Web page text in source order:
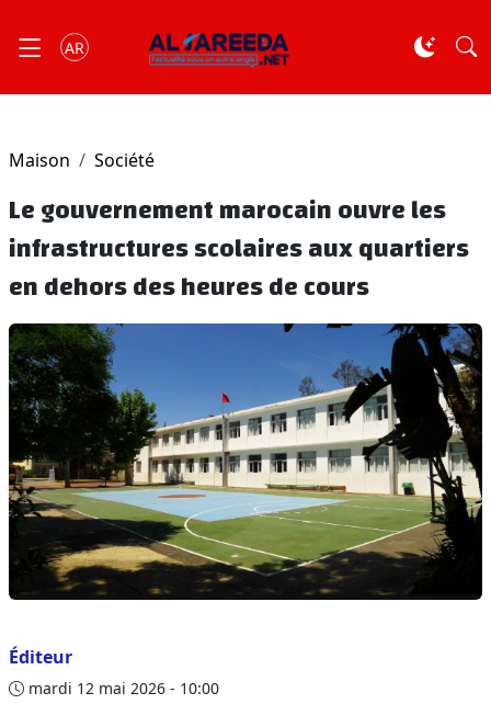
AR
Maison Société
Le gouvernement marocain ouvre les
infrastructures scolaires aux quartiers
en dehors des heures de cours
Éditeur
mardi 12 mai 2026 - 10:00